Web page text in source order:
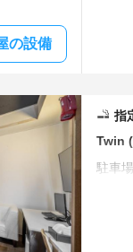
の設備
Twin
指